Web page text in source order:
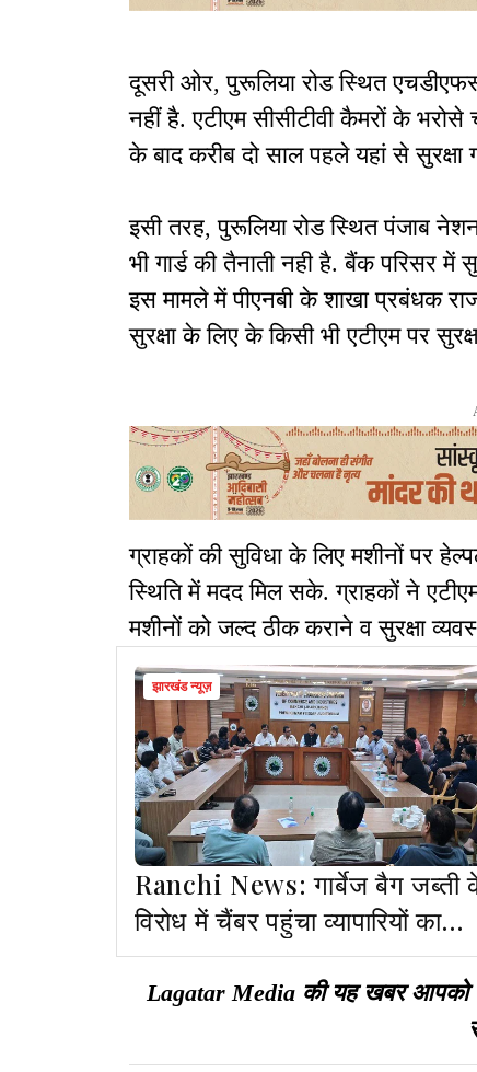
दूसरी ओर, पुरूलिया रोड स्थित
नहीं है. एटीएम सीसीटीवी कैमरों के
के बाद करीब दो साल पहले यहां से सुरक्षा
इसी तरह, पुरूलिया रोड स्थित पंजाब
भी गार्ड की तैनाती नही है. बैंक परिसर में
इस मामले में पीएनबी के शाखा प्रबंधक
सुरक्षा के लिए के किसी भी एटीएम पर
ग्राहकों की सुविधा के लिए मशीनों पर
स्थिति में मदद मिल सके. ग्राहकों ने
मशीनों को जल्द ठीक कराने व सुरक्षा
झारखंड न्यूज़
Ranchi News: गार्बेज बैग जब्ती
विरोध में चैंबर पहुंचा व्यापारियों का
प्रतिनिधिमंडल, समाधान की मांग
Lagatar Media की यह खबर आपको